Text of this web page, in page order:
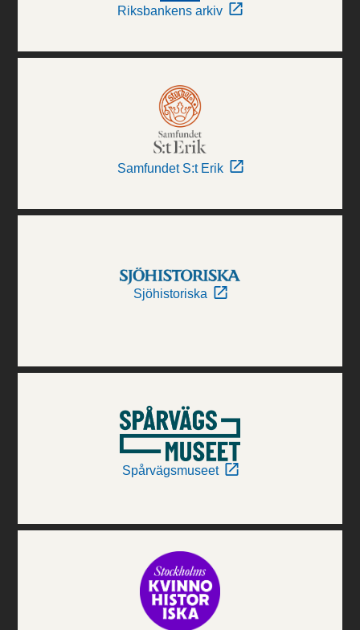
Riksbankens arkiv
Samfundet S:t Erik
Sjöhistoriska
Spårvägsmuseet